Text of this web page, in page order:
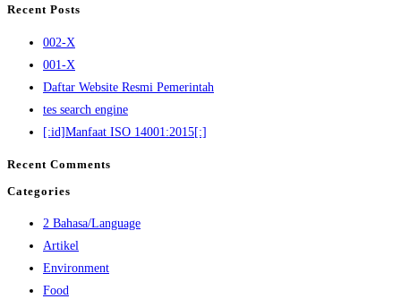
Recent Posts
002-X
001-X
Daftar Website Resmi Pemerintah
tes search engine
[:id]Manfaat ISO 14001:2015[:]
Recent Comments
Categories
2 Bahasa/Language
Artikel
Environment
Food